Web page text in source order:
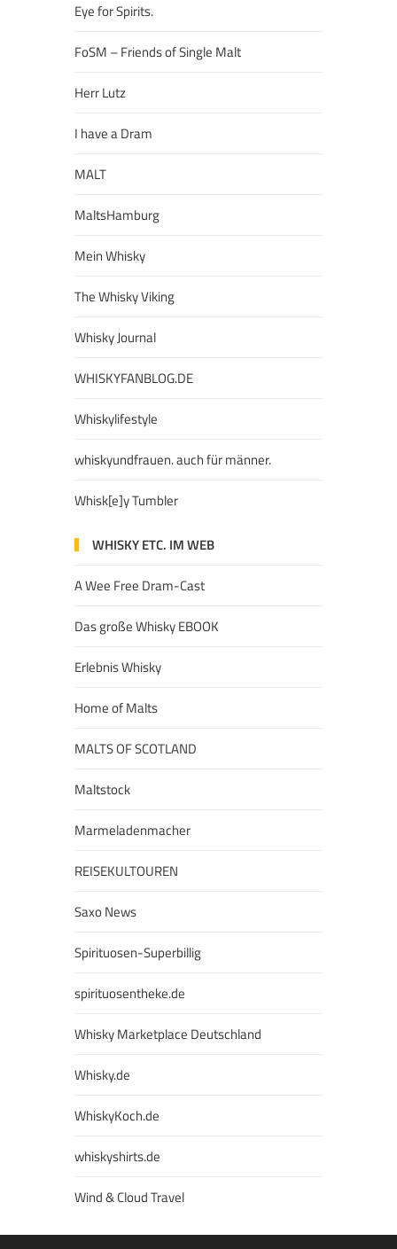
Eye for Spirits.
FoSM – Friends of Single Malt
Herr Lutz
I have a Dram
MALT
MaltsHamburg
Mein Whisky
The Whisky Viking
Whisky Journal
WHISKYFANBLOG.DE
Whiskylifestyle
whiskyundfrauen. auch für männer.
Whisk[e]y Tumbler
WHISKY ETC. IM WEB
A Wee Free Dram-Cast
Das große Whisky EBOOK
Erlebnis Whisky
Home of Malts
MALTS OF SCOTLAND
Maltstock
Marmeladenmacher
REISEKULTOUREN
Saxo News
Spirituosen-Superbillig
spirituosentheke.de
Whisky Marketplace Deutschland
Whisky.de
WhiskyKoch.de
whiskyshirts.de
Wind & Cloud Travel